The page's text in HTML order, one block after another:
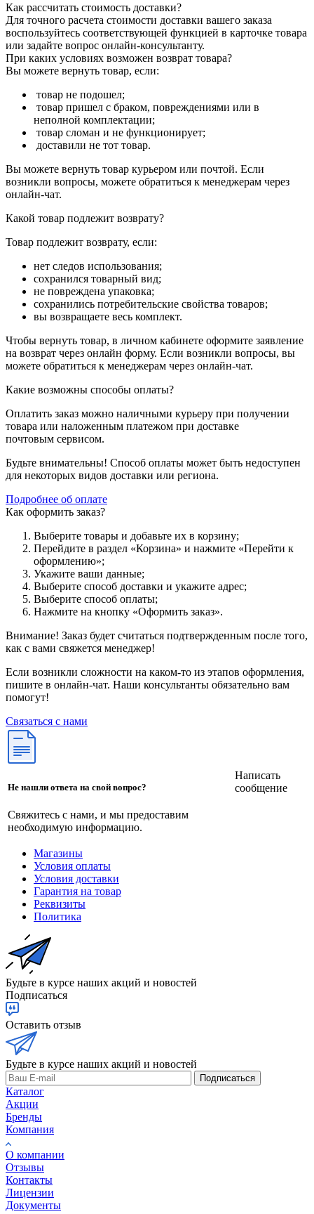
Как рассчитать стоимость доставки?
Для точного расчета стоимости доставки вашего заказа
воспользуйтесь соответствующей функцией в карточке товара
или задайте вопрос онлайн-консультанту.
При каких условиях возможен возврат товара?
Вы можете вернуть товар, если:
товар не подошел;
товар пришел с браком, повреждениями или в
неполной комплектации;
товар сломан и не функционирует;
доставили не тот товар.
Вы можете вернуть товар курьером или почтой. Если
возникли вопросы, можете обратиться к менеджерам через
онлайн-чат.
Какой товар подлежит возврату?
Товар подлежит возврату, если:
нет следов использования;
сохранился товарный вид;
не повреждена упаковка;
сохранились потребительские свойства товаров;
вы возвращаете весь комплект.
Чтобы вернуть товар, в личном кабинете оформите заявление
на возврат через онлайн форму. Если возникли вопросы, вы
можете обратиться к менеджерам через онлайн-чат.
Какие возможны способы оплаты?
Оплатить заказ можно наличными курьеру при получении
товара или наложенным платежом при доставке
почтовым сервисом.
Будьте внимательны! Способ оплаты может быть недоступен
для некоторых видов доставки или региона.
Подробнее об оплате
Как оформить заказ?
Выберите товары и добавьте их в корзину;
Перейдите в раздел «Корзина» и нажмите «Перейти к
оформлению»;
Укажите ваши данные;
Выберите способ доставки и укажите адрес;
Выберите способ оплаты;
Нажмите на кнопку «Оформить заказ».
Внимание! Заказ будет считаться подтвержденным после того,
как с вами свяжется менеджер!
Если возникли сложности на каком-то из этапов оформления,
пишите в онлайн-чат. Наши консультанты обязательно вам
помогут!
Связаться с нами
Не нашли ответа на свой вопрос?
Свяжитесь с нами, и мы предоставим
необходимую информацию.
Написать
сообщение
Магазины
Условия оплаты
Условия доставки
Гарантия на товар
Реквизиты
Политика
Будьте в курсе наших акций и новостей
Подписаться
Оставить отзыв
Будьте в курсе наших акций и новостей
Подписаться
Каталог
Акции
Бренды
Компания
О компании
Отзывы
Контакты
Лицензии
Документы